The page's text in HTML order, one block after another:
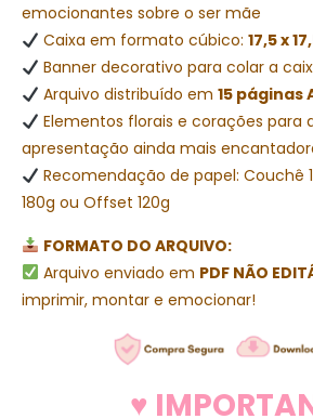
emocionantes sobre o ser mãe
Caixa em formato cúbico: 17,5 x
Banner decorativo para colar a
Arquivo distribuído em 15 páginas
Elementos florais e corações para
apresentação ainda mais
Recomendação de papel: Couchê
180g ou Offset 120g
FORMATO DO ARQUIVO:
Arquivo enviado em PDF NÃO
imprimir, montar e emocionar!
♥